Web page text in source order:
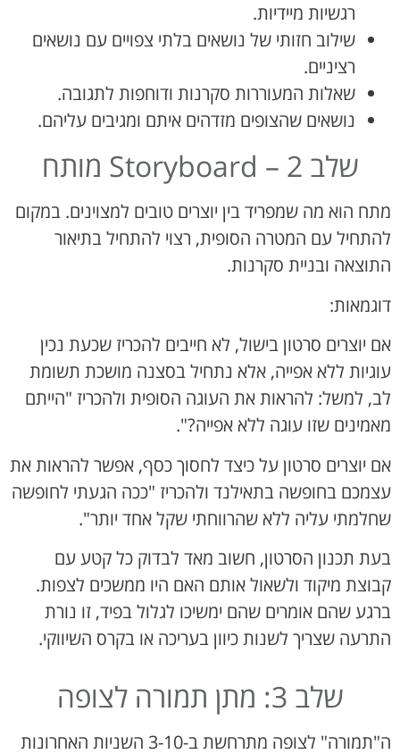
רגשיות מיידיות.
שילוב חזותי של נושאים בלתי צפויים עם נושאים
רציניים.
שאלות המעוררות סקרנות ודוחפות לתגובה.
נושאים שהצופים מזדהים איתם ומגיבים עליהם.
שלב 2 – Storyboard מותח
מתח הוא מה שמפריד בין יוצרים טובים למצוינים. במקום
להתחיל עם המטרה הסופית, רצוי להתחיל בתיאור
התוצאה ובניית סקרנות.
דוגמאות:
אם יוצרים סרטון בישול, לא חייבים להכריז שכעת נכין
עוגיות ללא אפייה, אלא נתחיל בסצנה מושכת תשומת
לב, למשל: להראות את העוגה הסופית ולהכריז "הייתם
מאמינים שזו עוגה ללא אפייה?".
אם יוצרים סרטון על כיצד לחסוך כסף, אפשר להראות את
עצמכם בחופשה בתאילנד ולהכריז "ככה הגעתי לחופשה
שחלמתי עליה ללא שהרווחתי שקל אחד יותר".
בעת תכנון הסרטון, חשוב מאד לבדוק כל קטע עם
קבוצת מיקוד ולשאול אותם האם היו ממשכים לצפות.
ברגע שהם אומרים שהם ימשיכו לגלול בפיד, זו נורת
התרעה שצריך לשנות כיוון בעריכה או בקרס השיווקי.
שלב 3: מתן תמורה לצופה
ה"תמורה" לצופה מתרחשת ב-3-10 השניות האחרונות